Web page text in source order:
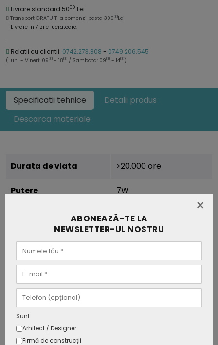
Livrare standard 5000 Lei
Transport GRATUIT la comenzi peste 30000Lei
Livrare in 7 zile lucratoare.
Relatii cu clientii: 0742.273.808 - 0749.206.545
(Luni - Vineri: 0900 - 1800 / Sambata: 0900 - 1400)
Specificatii tehnice
Detalii produs
Descarca materiale
Durata de viata >20.000 ore
Putere 7W
AC:220-240V
Frecventa 50/60Hz
Temperatura de culoare 3000/4000/6000K
Culoarea luminii Calda/Naturala/Rece
Flux luminos
Culoare corp
×
ABONEAZĂ-TE LA
NEWSLETTER-UL NOSTRU
Sunt:
Arhitect / Designer
Firmă de construcții